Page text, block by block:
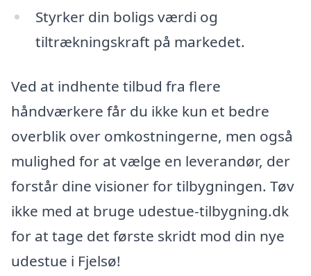
Styrker din boligs værdi og
tiltrækningskraft på markedet.
Ved at indhente tilbud fra flere
håndværkere får du ikke kun et bedre
overblik over omkostningerne, men også
mulighed for at vælge en leverandør, der
forstår dine visioner for tilbygningen. Tøv
ikke med at bruge udestue-tilbygning.dk
for at tage det første skridt mod din nye
udestue i Fjelsø!